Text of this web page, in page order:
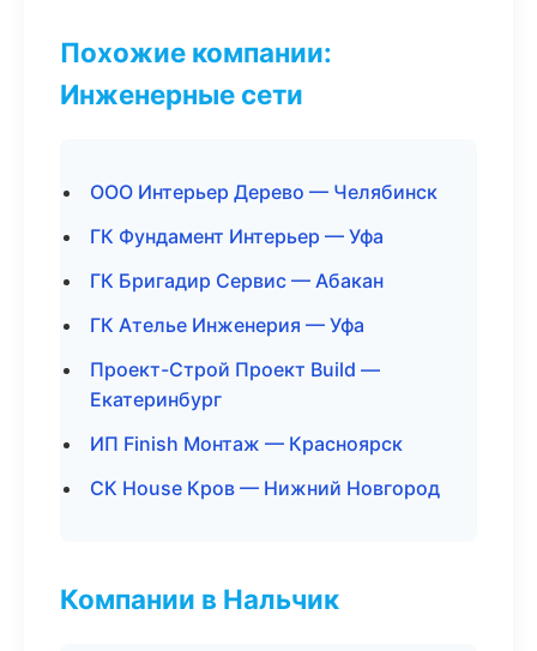
Похожие компании:
Инженерные сети
ООО Интерьер Дерево — Челябинск
ГК Фундамент Интерьер — Уфа
ГК Бригадир Сервис — Абакан
ГК Ателье Инженерия — Уфа
Проект-Строй Проект Build —
Екатеринбург
ИП Finish Монтаж — Красноярск
СК House Кров — Нижний Новгород
Компании в Нальчик